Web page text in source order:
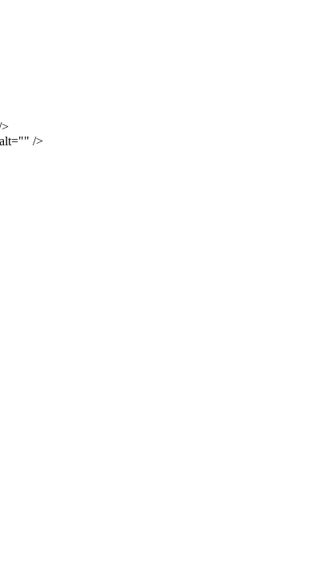
alt="" />